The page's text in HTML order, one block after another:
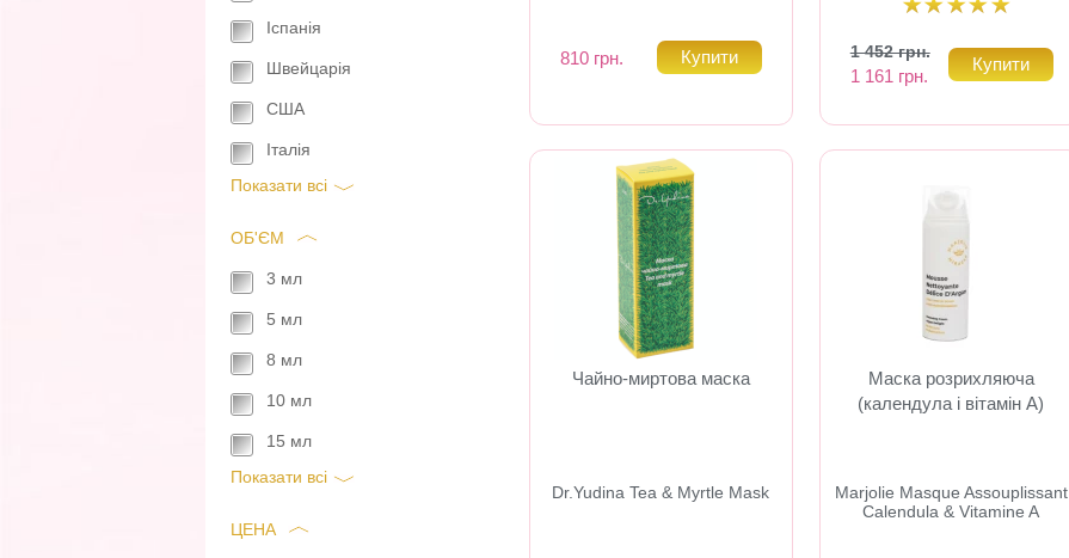
Іспанія
Швейцарія
США
Італія
Показати всi
ОБ'ЄМ
3 мл
5 мл
8 мл
10 мл
15 мл
Показати всi
ЦЕНА
810 грн. 1 452 грн.
1 161 грн.
Чайно-миртова маска
Dr.Yudina Tea & Myrtle Mask
Маска розрихляюча
(календула і вітамін А)
Marjolie Masque Assouplissant
Calendula & Vitamine A